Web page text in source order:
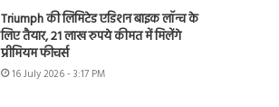
Triumph की लिमिटेड एडिशन बाइक लॉन्च के
लिए तैयार, 21 लाख रुपये कीमत में मिलेंगे
प्रीमियम फीचर्स
16 July 2026 - 3:17 PM